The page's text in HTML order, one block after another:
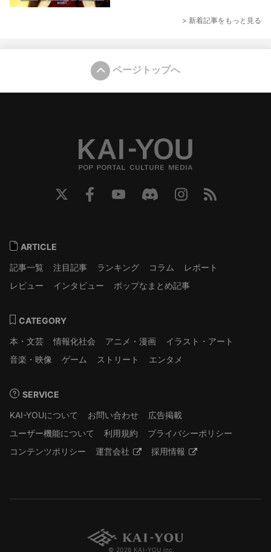
> 新着記事をもっと見る
ページトップへ
ARTICLE
記事一覧
注目記事 ランキング コラム
レポート
レビュー
インタビュー ポップなまとめ記事
CATEGORY
本・文芸
情報化社会 アニメ・漫画
イラスト・アート
音楽・映像
ゲーム ストリート エンタメ
SERVICE
KAI-YOUについて
お問い合わせ
広告掲載
ユーザー機能について
利用規約
プライバシーポリシー
コンテンツポリシー
運営会社 採用情報
© 2026 KAI-YOU inc.